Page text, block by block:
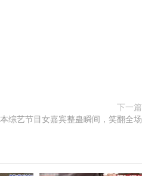
下一篇
综艺节目女嘉宾整蛊瞬间，笑翻全场